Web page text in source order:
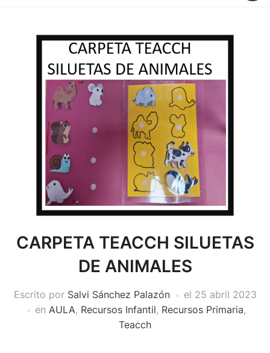
CARPETA TEACCH SILUETAS
DE ANIMALES
Escrito por Salvi Sánchez Palazón el 25 abril 2023
en AULA, Recursos Infantil, Recursos Primaria,
Teacch